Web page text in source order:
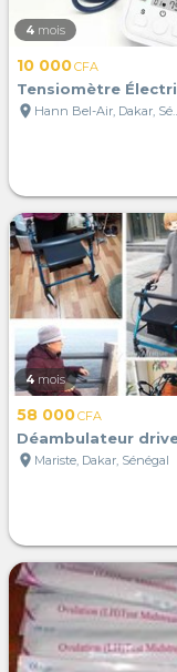
4 mois
10 000CFA
Tensiomètre
location_on
Hann Bel-
4 mois
58 000CFA
Déambulateur
location_on Mariste, Dakar, Sénégal